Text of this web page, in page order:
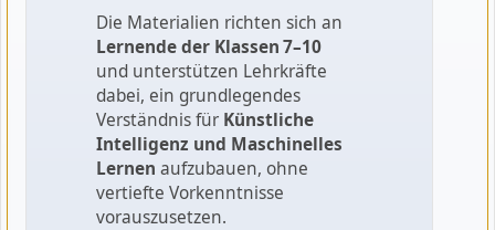
Die Materialien richten sich an
Lernende der Klassen 7–10
und unterstützen Lehrkräfte
dabei, ein grundlegendes
Verständnis für Künstliche
Intelligenz und Maschinelles
Lernen aufzubauen, ohne
vertiefte Vorkenntnisse
vorauszusetzen.